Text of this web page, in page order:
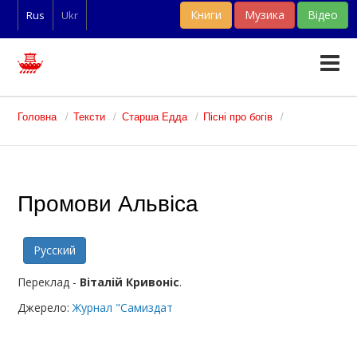
Rus Ukr Книги Музика Відео
Тексти
Фан-арт
Головна Тексти Старша Едда Пісні про богів
Промови Альвіса
Русский
Переклад - Віталій Кривоніс.
Джерело:Журнал "Самиздат